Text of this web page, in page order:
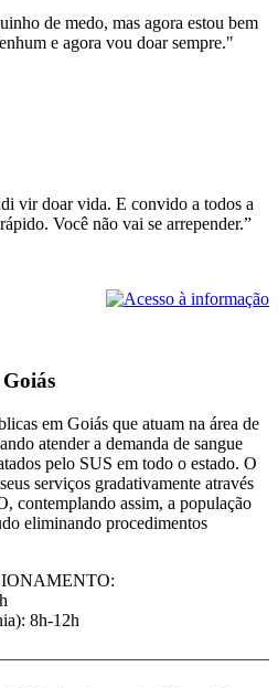
de medo, mas agora estou bem
e agora vou doar sempre."
vir doar vida. E convido a todos a
Você não vai se arrepender.”
em Goiás que atuam na área de
atender a demanda de sangue
pelo SUS em todo o estado. O
serviços gradativamente através
contemplando assim, a população
eliminando procedimentos
8h-12h